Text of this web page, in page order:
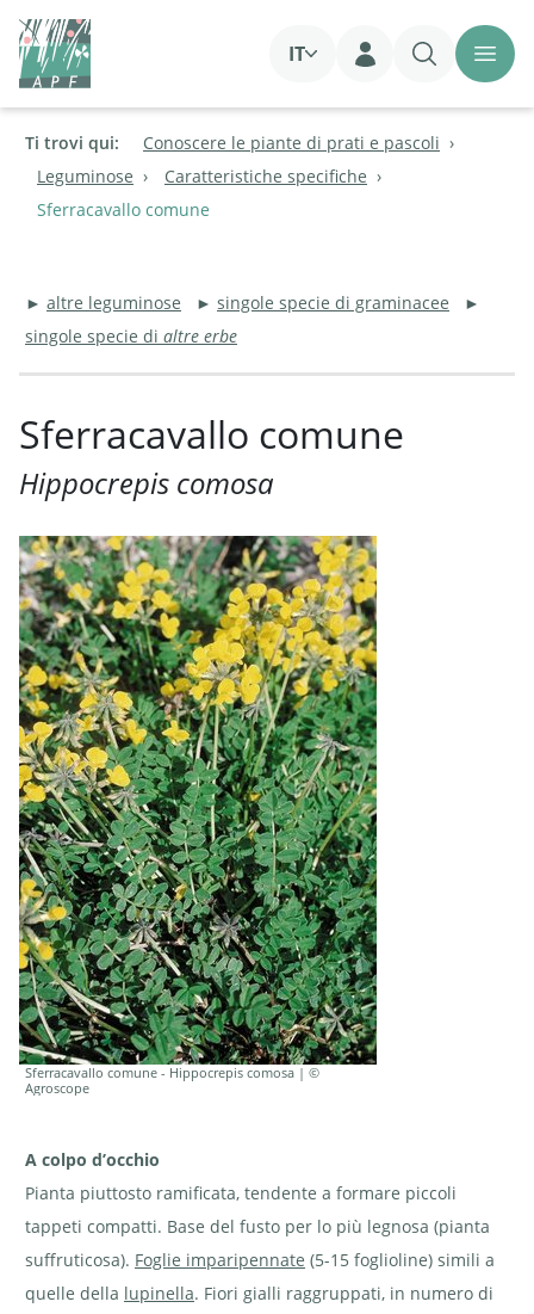
IT
Login
Ti trovi qui:
Conoscere le piante di prati e pascoli
Leguminose
Caratteristiche specifiche
Sferracavallo comune
► altre leguminose ► singole specie di graminacee ►
singole specie di altre erbe
Sferracavallo comune
Hippocrepis comosa
Sferracavallo comune - Hippocrepis comosa | ©
Agroscope
A colpo d’occhio
Pianta piuttosto ramificata, tendente a formare piccoli
tappeti compatti. Base del fusto per lo più legnosa (pianta
suffruticosa). Foglie imparipennate (5-15 foglioline) simili a
quelle della lupinella. Fiori gialli raggruppati, in numero di